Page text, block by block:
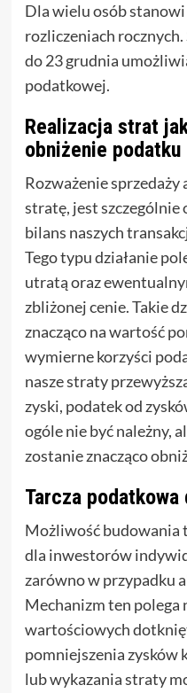
Dla wielu osób
rozliczeniach
do 23 grudnia
podatkowej.
Realizacja strat
obniżenie podatku
Rozważenie
stratę, jest szczególnie
bilans naszych
Tego typu działanie
utratą oraz
zbliżonej cenie. Takie
znacząco na wartość
wymierne korzyści
nasze straty
zyski, podatek od
ogóle nie być należny,
zostanie znacząco
Tarcza
Możliwość budowania
dla inwestorów
zarówno w przypadku
Mechanizm ten polega
wartościowych
pomniejszenia zysków
lub wykazania straty